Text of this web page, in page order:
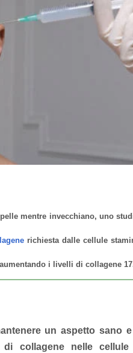
mentre invecchiano, uno
richiesta dalle cellule
i livelli di collagene
un aspetto sano
collagene nelle